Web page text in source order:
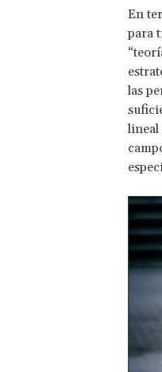
En
para
las
lineal